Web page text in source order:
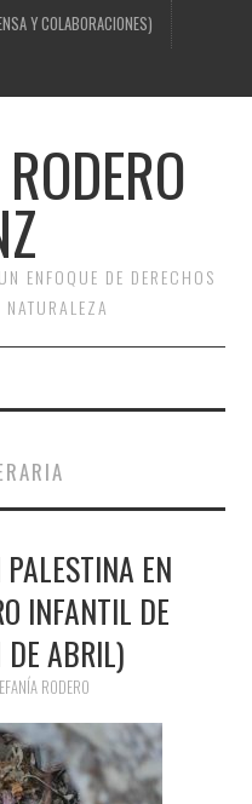
Y COLABORACIONES)
ENFOQUE DE DERECHOS
EN
INFANTIL DE
ABRIL)
RODERO